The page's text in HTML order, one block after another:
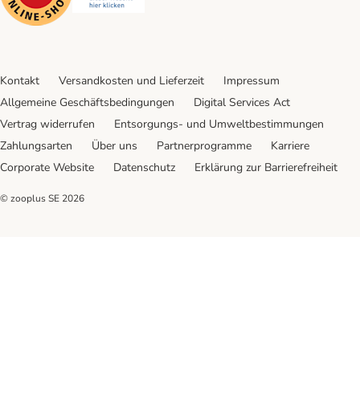
Kontakt Versandkosten und Lieferzeit
Impressum
Allgemeine Geschäftsbedingungen
Digital Services Act
Vertrag widerrufen
Entsorgungs- und Umweltbestimmungen
Zahlungsarten
Über uns Partnerprogramme
Karriere
Corporate Website
Datenschutz Erklärung zur Barrierefreiheit
© zooplus SE 2026